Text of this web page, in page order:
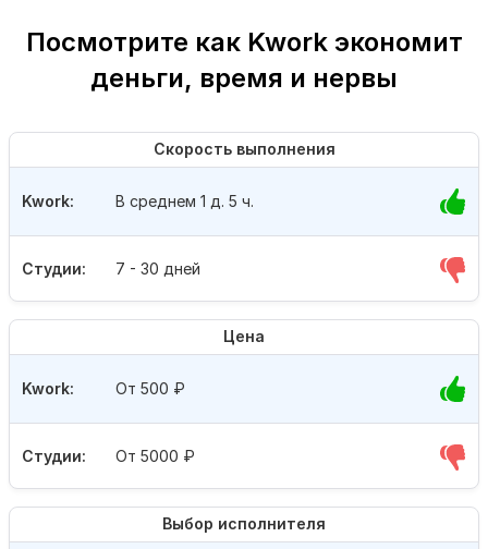
Посмотрите как Kwork экономит
деньги, время и нервы
Скорость выполнения
Студии: 7 - 30 дней
Kwork: В среднем 1 д. 5 ч.
Цена
Студии: От 5000 ₽
Kwork: От 500 ₽
Выбор исполнителя